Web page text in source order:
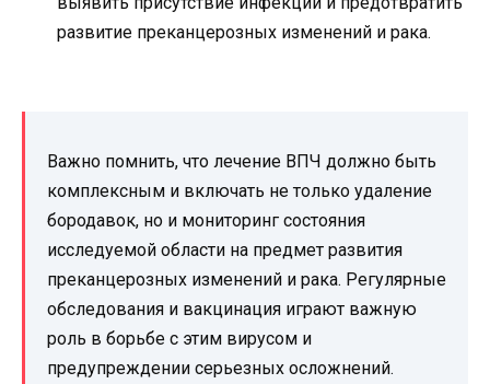
развитие преканцерозных изменений и рака.
Важно помнить, что лечение ВПЧ должно быть
комплексным и включать не только удаление
бородавок, но и мониторинг состояния
исследуемой области на предмет развития
преканцерозных изменений и рака. Регулярные
обследования и вакцинация играют важную
роль в борьбе с этим вирусом и
предупреждении серьезных осложнений.